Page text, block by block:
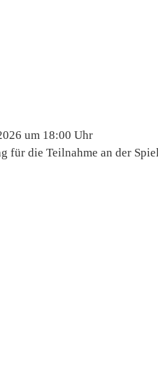
um 18:00 Uhr
für die Teilnahme an der